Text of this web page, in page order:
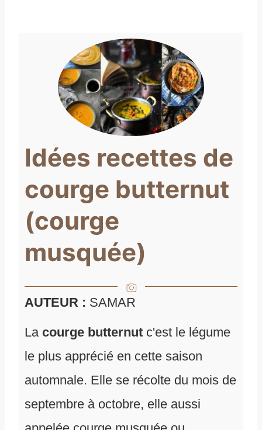
Idées recettes de
courge butternut
(courge
musquée)
AUTEUR : SAMAR
La courge butternut c'est le légume
le plus apprécié en cette saison
automnale. Elle se récolte du mois de
septembre à octobre, elle aussi